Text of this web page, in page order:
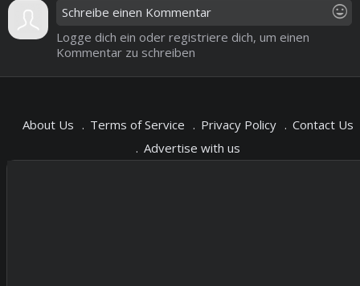
mood
Logge dich ein oder registriere dich, um einen
Kommentar zu schreiben
About Us Terms of Service Privacy Policy
Contact Us
Advertise with us